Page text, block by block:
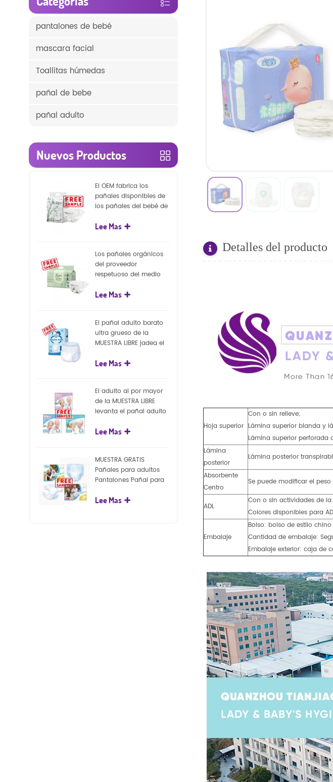
Detalles del producto
Hoja superior
Con o sin relieve;
Lámina superior blanda y
Lámina superior
Lámina
posterior
Lámina posterior
Absorbente
Centro
Se puede modificar el
ADL
Con o sin actividades de
Colores disponibles para
Embalaje
Bolso: bolso de estilo
Cantidad de embalaje:
Embalaje exterior: caja de
pantalones de bebé
mascara facial
Toallitas húmedas
pañal de bebe
pañal adulto
Nuevos Productos
El OEM fabrica los
pañales disponibles de
los pañales del bebé de
capa superficial
Lee Mas
Los pañales orgánicos
del proveedor
respetuoso del medio
llegada venden al por
de la naturaleza
Lee Mas
El pañal adulto barato
ultra grueso de la
MUESTRA LIBRE jadea el
para el adulto
Lee Mas
El adulto al por mayor
de la MUESTRA LIBRE
levanta el pañal adulto
pantalones del pañal
Lee Mas
MUESTRA GRATIS
Pañales para adultos
Pantalones Pañal para
para adultos
Lee Mas